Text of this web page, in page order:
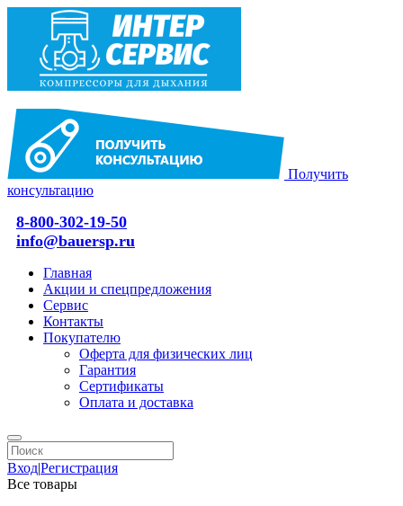
Получить
консультацию
8-800-302-19-50
info@bauersp.ru
Главная
Акции и спецпредложения
Сервис
Контакты
Покупателю
Оферта для физических лиц
Гарантия
Сертификаты
Оплата и доставка
Вход|Регистрация
Все товары